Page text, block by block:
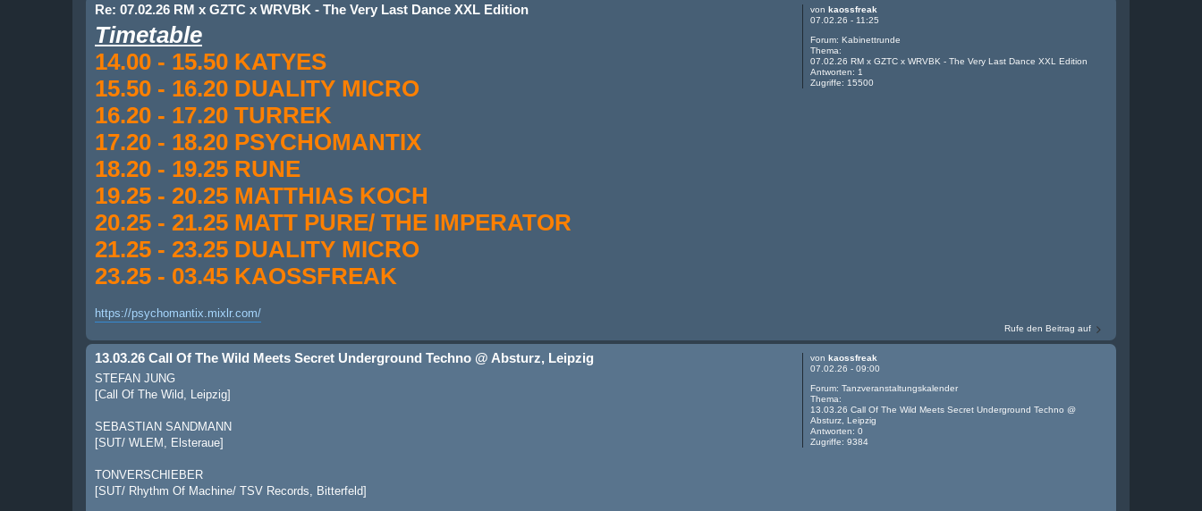
vonkaossfreak
07.02.26 - 11:25
Forum:Kabinettrunde
Thema:
07.02.26 RM x GZTC x WRVBK - The Very Last Dance XXL Edition
Antworten: 1
Zugriffe: 15500
Re: 07.02.26 RM x GZTC x WRVBK - The Very Last Dance XXL Edition
Timetable
14.00 - 15.50 KATYES
15.50 - 16.20 DUALITY MICRO
16.20 - 17.20 TURREK
17.20 - 18.20 PSYCHOMANTIX
18.20 - 19.25 RUNE
19.25 - 20.25 MATTHIAS KOCH
20.25 - 21.25 MATT PURE/ THE IMPERATOR
21.25 - 23.25 DUALITY MICRO
23.25 - 03.45 KAOSSFREAK
https://psychomantix.mixlr.com/
Rufe den Beitrag auf
vonkaossfreak
07.02.26 - 09:00
Forum:Tanzveranstaltungskalender
Thema:
13.03.26 Call Of The Wild Meets Secret Underground Techno @
Absturz, Leipzig
Antworten:0
Zugriffe:9384
13.03.26 Call Of The Wild Meets Secret Underground Techno @ Absturz, Leipzig
STEFAN JUNG
[Call Of The Wild, Leipzig]
SEBASTIAN SANDMANN
[SUT/ WLEM, Elsteraue]
TONVERSCHIEBER
[SUT/ Rhythm Of Machine/ TSV Records, Bitterfeld]